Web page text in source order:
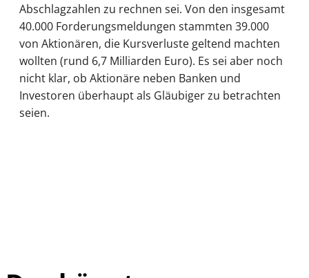
Abschlagzahlen zu rechnen sei. Von den insgesamt
40.000 Forderungsmeldungen stammten 39.000
von Aktionären, die Kursverluste geltend machten
wollten (rund 6,7 Milliarden Euro). Es sei aber noch
nicht klar, ob Aktionäre neben Banken und
Investoren überhaupt als Gläubiger zu betrachten
seien.